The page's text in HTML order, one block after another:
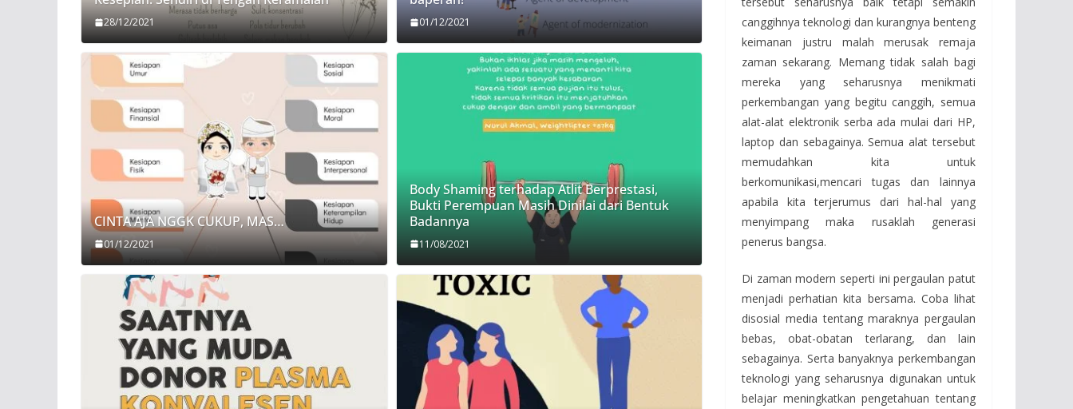
canggihnya teknologi dan kurangnya benteng
keimanan justru malah merusak remaja
zaman sekarang. Memang tidak salah bagi
mereka yang seharusnya menikmati
perkembangan yang begitu canggih, semua
alat-alat elektronik serba ada mulai dari HP,
laptop dan sebagainya. Semua alat tersebut
memudahkan kita untuk
berkomunikasi,mencari tugas dan lainnya
apabila kita terjerumus dari hal-hal yang
menyimpang maka rusaklah generasi
penerus bangsa.
Di zaman modern seperti ini pergaulan patut
menjadi perhatian kita bersama. Coba lihat
disosial media tentang maraknya pergaulan
bebas, obat-obatan terlarang, dan lain
sebagainya. Serta banyaknya perkembangan
teknologi yang seharusnya digunakan untuk
belajar meningkatkan pengetahuan tentang
28/12/2021 01/12/2021
CINTA AJA NGGK CUKUP, MAS…
01/12/2021
Body Shaming terhadap Atlit Berprestasi,
Bukti Perempuan Masih Dinilai dari Bentuk
Badannya
11/08/2021